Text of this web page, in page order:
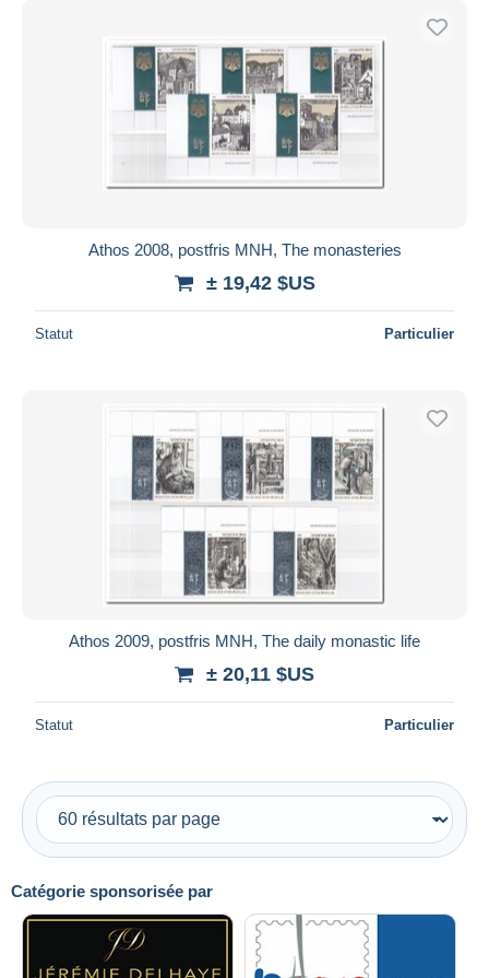
Catégorie sponsorisée par
Athos 2008, postfris MNH, The monasteries
± 19,42 $US
Statut Particulier
Athos 2009, postfris MNH, The daily monastic life
± 20,11 $US
Statut Particulier